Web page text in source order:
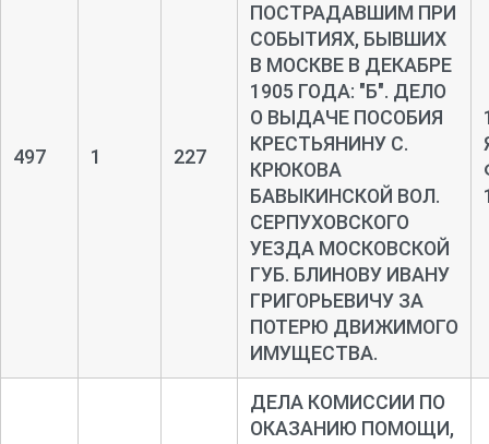
497 1 227
ПОСТРАДАВШИМ ПРИ
СОБЫТИЯХ, БЫВШИХ
В МОСКВЕ В ДЕКАБРЕ
1905 ГОДА: "Б". ДЕЛО
О ВЫДАЧЕ ПОСОБИЯ
КРЕСТЬЯНИНУ С.
КРЮКОВА
БАВЫКИНСКОЙ ВОЛ.
СЕРПУХОВСКОГО
УЕЗДА МОСКОВСКОЙ
ГУБ. БЛИНОВУ ИВАНУ
ГРИГОРЬЕВИЧУ ЗА
ПОТЕРЮ ДВИЖИМОГО
ИМУЩЕСТВА.
ДЕЛА КОМИССИИ ПО
ОКАЗАНИЮ ПОМОЩИ,